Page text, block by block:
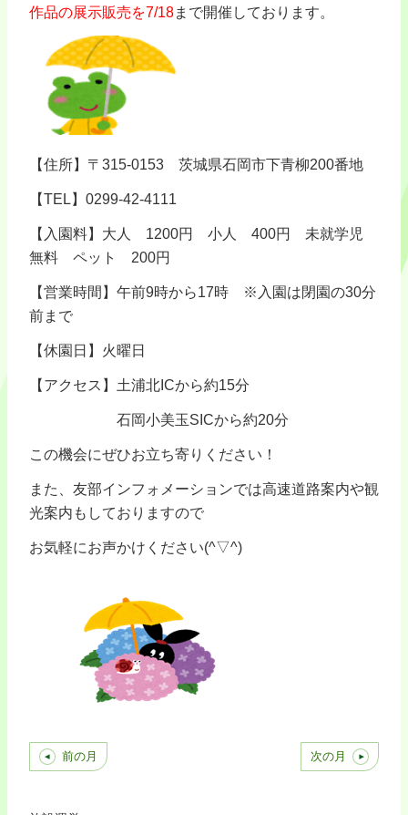
作品の展示販売を7/18まで開催しております。
【住所】〒315-0153 茨城県石岡市下青柳200番地
【TEL】0299-42-4111
【入園料】大人 1200円 小人 400円 未就学児
無料 ペット 200円
【営業時間】午前9時から17時 ※入園は閉園の30分
前まで
【休園日】火曜日
【アクセス】土浦北ICから約15分
石岡小美玉SICから約20分
この機会にぜひお立ち寄りください！
また、友部インフォメーションでは高速道路案内や観
光案内もしておりますので
お気軽にお声かけください(^▽^)
前の月 次の月